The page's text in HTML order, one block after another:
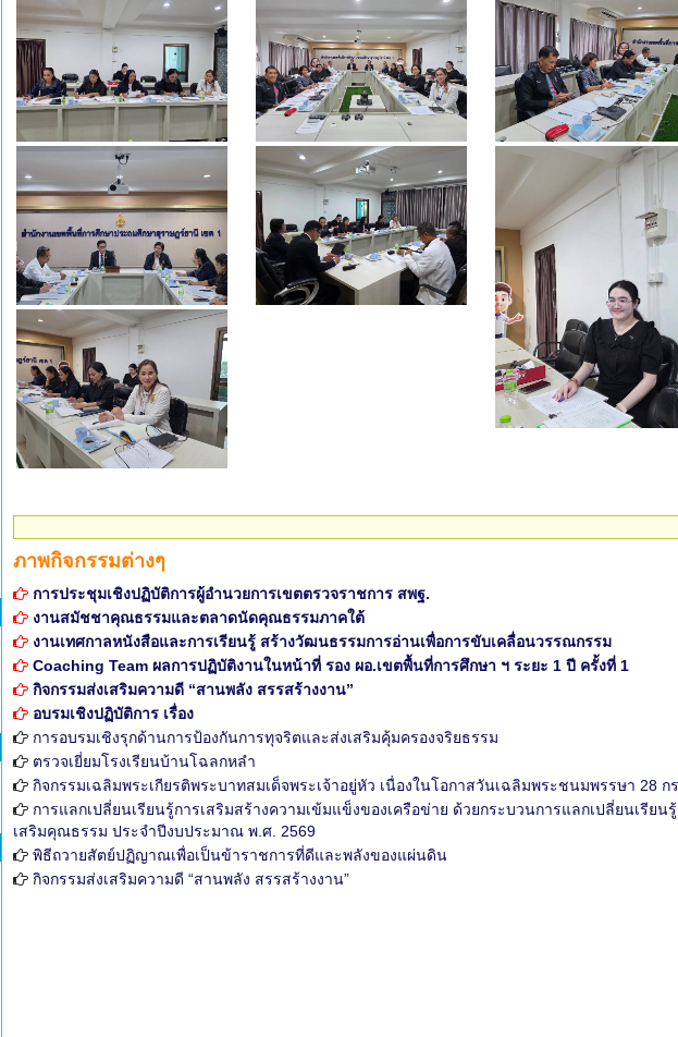
ภาพกิจกรรมต่างๆ
การประชุมเชิงปฏิบัติการผู้อำนวยการเขตตรวจราชการ สพฐ.
งานสมัชชาคุณธรรมและตลาดนัดคุณธรรมภาคใต้
งานเทศกาลหนังสือและการเรียนรู้ สร้างวัฒนธรรมการอ่านเพื่อการขับเคลื่อนวรรณกรรม
Coaching Team ผลการปฏิบัติงานในหน้าที่ รอง ผอ.เขตพื้นที่การศึกษา ฯ ระยะ 1 ปี ครั้งที่ 1
กิจกรรมส่งเสริมความดี “สานพลัง สรรสร้างงาน”
อบรมเชิงปฏิบัติการ เรื่อง
การอบรมเชิงรุกด้านการป้องกันการทุจริตและส่งเสริมคุ้มครองจริยธรรม
ตรวจเยี่ยมโรงเรียนบ้านโฉลกหลำ
กิจกรรมเฉลิมพระเกียรติพระบาทสมเด็จพระเจ้าอยู่หัว เนื่องในโอกาสวันเฉลิมพระชนมพรรษา 28 ก
การแลกเปลี่ยนเรียนรู้การเสริมสร้างความเข้มแข็งของเครือข่าย ด้วยกระบวนการแลกเปลี่ยนเรียน
เสริมคุณธรรม ประจำปีงบประมาณ พ.ศ. 2569
พิธีถวายสัตย์ปฏิญาณเพื่อเป็นข้าราชการที่ดีและพลังของแผ่นดิน
กิจกรรมส่งเสริมความดี “สานพลัง สรรสร้างงาน”